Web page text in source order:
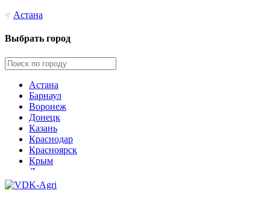
Астана
Выбрать город
Астана
Барнаул
Воронеж
Донецк
Казань
Краснодар
Красноярск
Крым
Луганск
Москва
Нижний Новгород